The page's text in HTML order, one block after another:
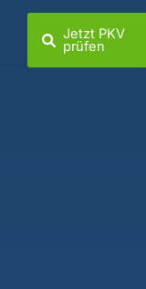
Jetzt PKV
prüfen